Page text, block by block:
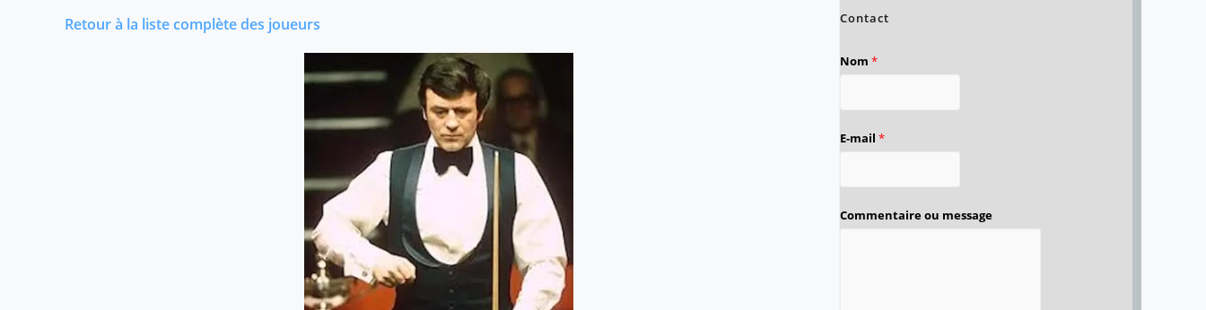
Retour à la liste complète des joueurs
Contact
Nom *
E-mail *
Commentaire ou message